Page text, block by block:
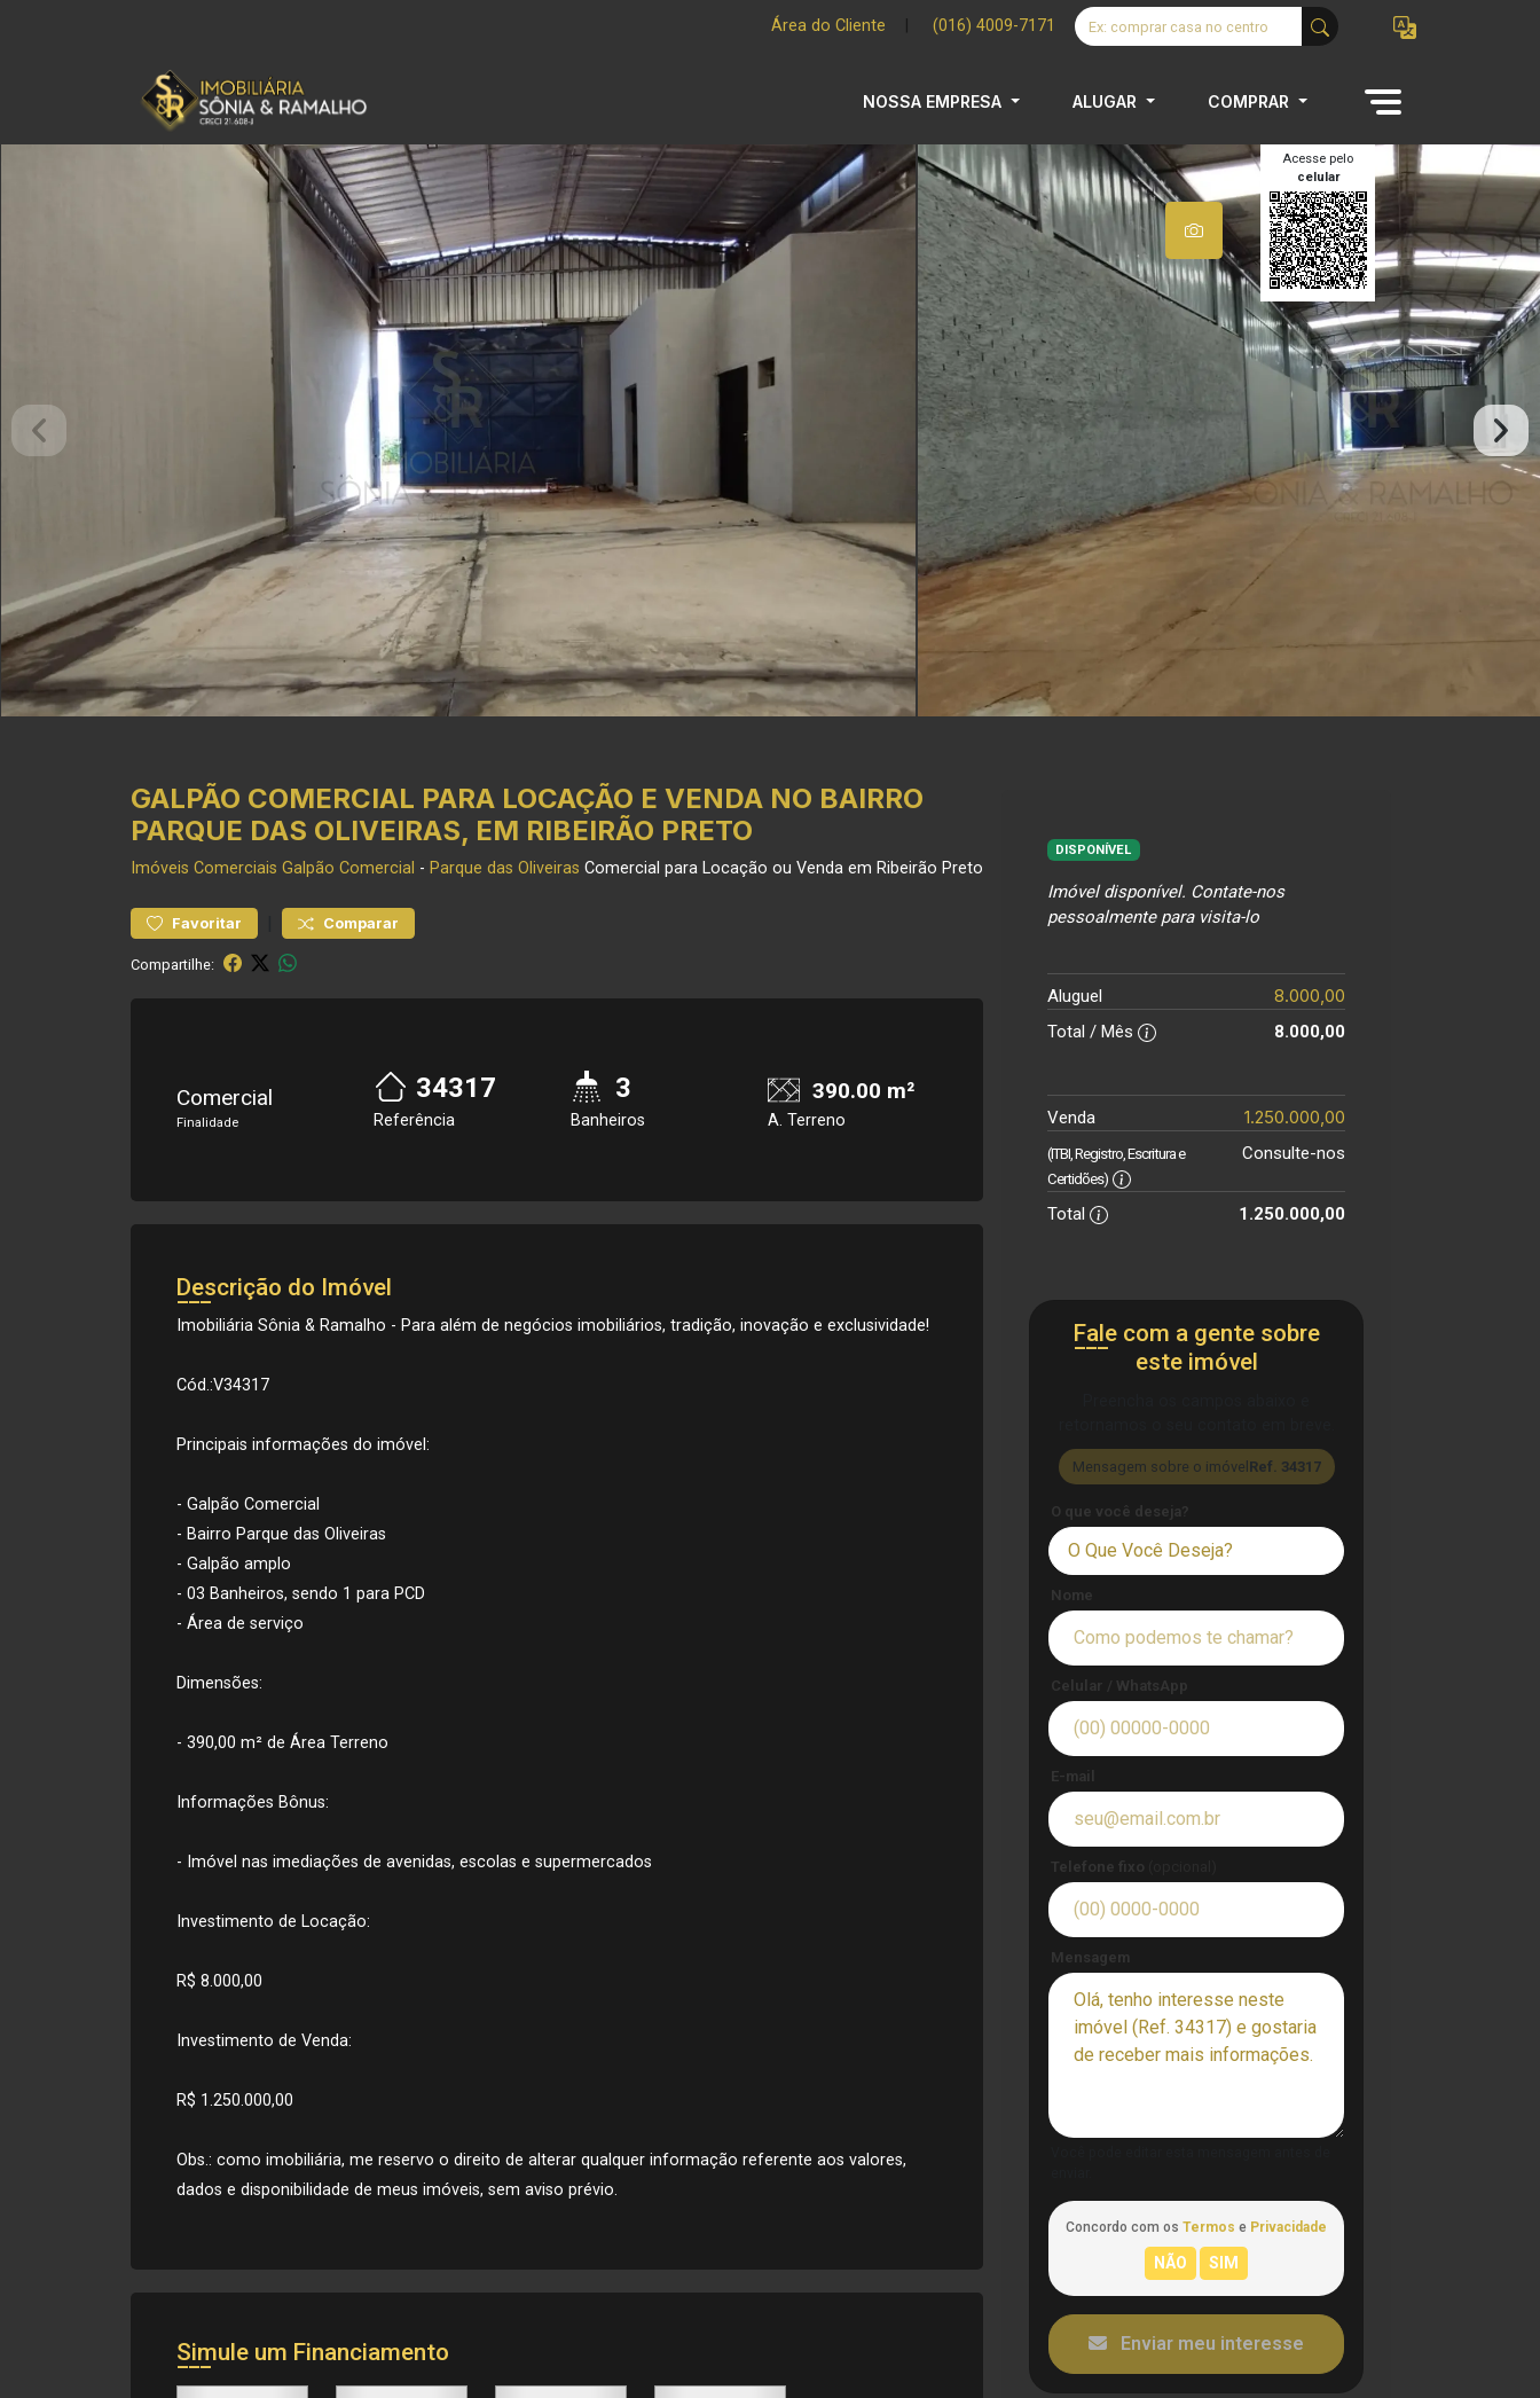
Área do Cliente (016) 4009-7171
NOSSA EMPRESA ALUGAR COMPRAR
Acesse pelo
celular
GALPÃO COMERCIAL PARA LOCAÇÃO E VENDA NO BAIRRO
PARQUE DAS OLIVEIRAS, EM RIBEIRÃO PRETO
Imóveis Comerciais Galpão Comercial - Parque das Oliveiras Comercial para Locação ou Venda em Ribeirão Preto
Favoritar Comparar
Compartilhe:
Comercial
Finalidade
34317
Referência
3
Banheiros
390.00 m²
A. Terreno
Descrição do Imóvel
Imobiliária Sônia & Ramalho - Para além de negócios imobiliários, tradição, inovação e exclusividade!
Cód.:V34317
Principais informações do imóvel:
- Galpão Comercial
- Bairro Parque das Oliveiras
- Galpão amplo
- 03 Banheiros, sendo 1 para PCD
- Área de serviço
Dimensões:
- 390,00 m² de Área Terreno
Informações Bônus:
- Imóvel nas imediações de avenidas, escolas e supermercados
Investimento de Locação:
R$ 8.000,00
Investimento de Venda:
R$ 1.250.000,00
Obs.: como imobiliária, me reservo o direito de alterar qualquer informação referente aos valores,
dados e disponibilidade de meus imóveis, sem aviso prévio.
Simule um Financiamento
DISPONÍVEL
Imóvel disponível. Contate-nos
pessoalmente para visita-lo
Aluguel 8.000,00
Total / Mês 8.000,00
Venda 1.250.000,00
(ITBI, Registro, Escritura e
Certidões)
Consulte-nos
Total 1.250.000,00
Fale com a gente sobre
este imóvel
Mensagem sobre o imóvel Ref. 34317
O que você deseja?
O Que Você Deseja?
Nome
Celular / WhatsApp
E-mail
Telefone fixo
Mensagem
Concordo com os Termos e Privacidade
Enviar meu interesse